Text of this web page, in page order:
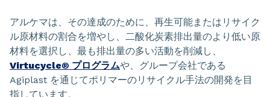
アルケマは、その達成のために、再生可能またはリサイク
ル原材料の割合を増やし、二酸化炭素排出量のより低い原
材料を選択し、最も排出量の多い活動を削減し、
Virtucycle® プログラムや、グループ会社である
Agiplast を通じてポリマーのリサイクル手法の開発を目
指しています。